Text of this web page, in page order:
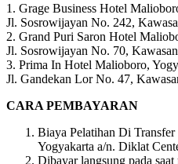
1. Grage Business Hotel
Jl. Sosrowijayan No. 242,
2. Grand Puri Saron Hotel
Jl. Sosrowijayan No. 70,
3. Prima In Hotel Malioboro,
Jl. Gandekan Lor No. 47,
CARA PEMBAYARAN
Biaya Pelatihan Di
Yogyakarta a/n. Diklat
Dibayar langsung pada saat